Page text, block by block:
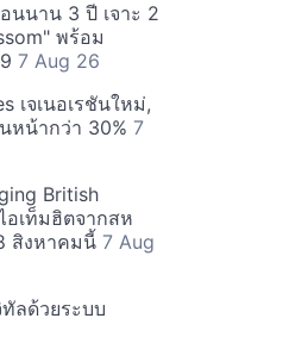
นนาน 3 ปี เจาะ 2
พร้อม
7 Aug 26
เจเนอเรชันใหม่,
หน้ากว่า 30% 7
British
เท็มฮิตจากสห
สิงหาคมนี้ 7 Aug
ลด้วยระบบ